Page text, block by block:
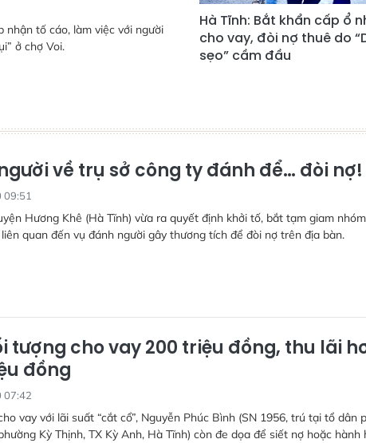
nhận tố cáo, làm việc với người
ở chợ Voi.
Hà Tĩnh: Bắt khẩn cấp ổ
cho vay, đòi nợ thuê do
sẹo” cầm đầu
về trụ sở công ty đánh để… đòi nợ!
Hương Khê (Hà Tĩnh) vừa ra quyết định khởi tố, bắt tạm giam nhóm
quan đến vụ đánh người gây thương tích để đòi nợ trên địa bàn.
tượng cho vay 200 triệu đồng, thu lãi
đồng
07:42
vay với lãi suất “cắt cổ”, Nguyễn Phúc Bình (SN 1956, trú tại tổ dân
Kỳ Thịnh, TX Kỳ Anh, Hà Tĩnh) còn đe dọa để siết nợ hoặc hành